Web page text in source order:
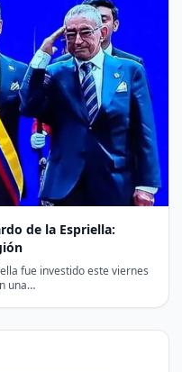
de la Espriella:
fue investido este viernes
una…